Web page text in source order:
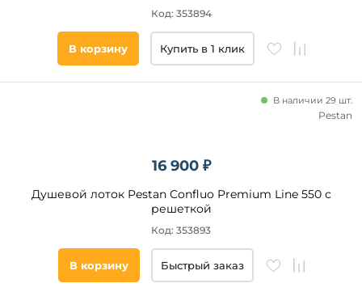
Код: 353894
В корзину Купить в 1 клик
16 900 ₽
Душевой лоток Pestan Confluo Premium Line 550 с
решеткой
В наличии 29 шт.
Код: 353893
Pestan
В корзину Быстрый заказ